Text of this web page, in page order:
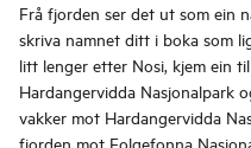
Frå fjorden ser det ut som ein
skriva namnet ditt i boka som
litt lenger etter Nosi, kjem ein
Hardangervidda Nasjonalpark
vakker mot Hardangervidda
fjorden mot Folgefonna